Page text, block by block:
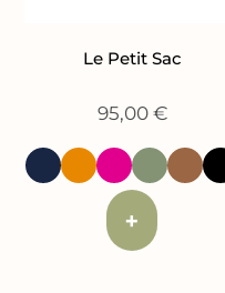
Le Petit Sac
95,00 €